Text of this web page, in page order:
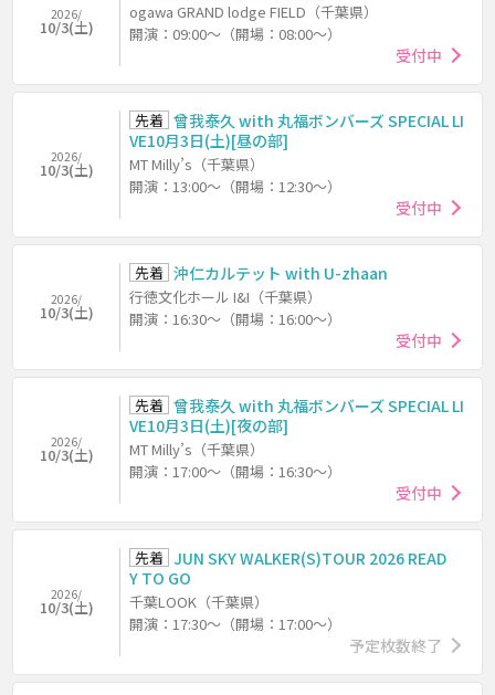
2026/
10/3(土)
ogawa GRAND lodge FIELD（千葉県）
開演：09:00～（開場：08:00～）
受付中
2026/
10/3(土)
先着 曾我泰久 with 丸福ボンバーズ SPECIAL LI
VE10月3日(土)[昼の部]
MT Milly’s（千葉県）
開演：13:00～（開場：12:30～）
受付中
2026/
10/3(土)
先着 沖仁カルテット with U-zhaan
行徳文化ホール I&I（千葉県）
開演：16:30～（開場：16:00～）
受付中
2026/
10/3(土)
先着 曾我泰久 with 丸福ボンバーズ SPECIAL LI
VE10月3日(土)[夜の部]
MT Milly’s（千葉県）
開演：17:00～（開場：16:30～）
受付中
2026/
10/3(土)
先着 JUN SKY WALKER(S)TOUR 2026 READ
Y TO GO
千葉LOOK（千葉県）
開演：17:30～（開場：17:00～）
予定枚数終了